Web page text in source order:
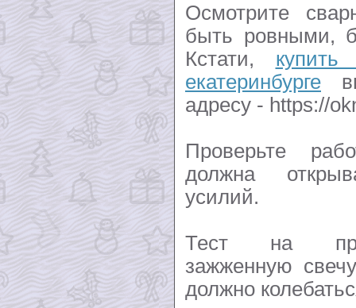
Осмотрите
быть ровными,
Кстати,
екатеринбурге
адресу - https://
Проверьте
должна
усилий.
Тест на
зажженную
должно